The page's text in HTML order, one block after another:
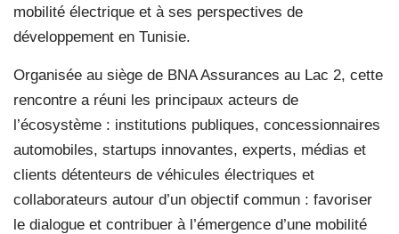
mobilité électrique et à ses perspectives de
développement en Tunisie.
Organisée au siège de BNA Assurances au Lac 2, cette
rencontre a réuni les principaux acteurs de
l’écosystème : institutions publiques, concessionnaires
automobiles, startups innovantes, experts, médias et
clients détenteurs de véhicules électriques et
collaborateurs autour d’un objectif commun : favoriser
le dialogue et contribuer à l’émergence d’une mobilité